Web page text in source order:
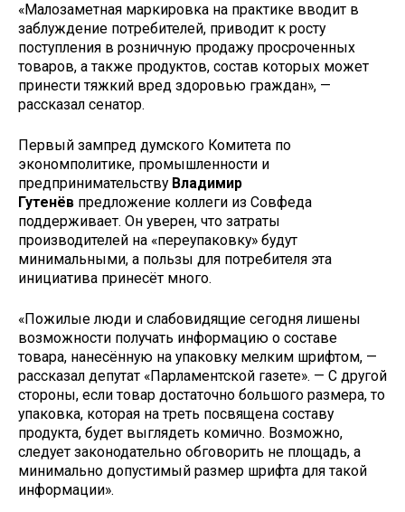
«Малозаметная маркировка на практике вводит в
заблуждение потребителей, приводит к росту
поступления в розничную продажу просроченных
товаров, а также продуктов, состав которых может
принести тяжкий вред здоровью граждан», —
рассказал сенатор.
Первый зампред думского Комитета по
экономполитике, промышленности и
предпринимательству Владимир
Гутенёв предложение коллеги из Совфеда
поддерживает. Он уверен, что затраты
производителей на «переупаковку» будут
минимальными, а пользы для потребителя эта
инициатива принесёт много.
«Пожилые люди и слабовидящие сегодня лишены
возможности получать информацию о составе
товара, нанесённую на упаковку мелким шрифтом, —
рассказал депутат «Парламентской газете». — С другой
стороны, если товар достаточно большого размера, то
упаковка, которая на треть посвящена составу
продукта, будет выглядеть комично. Возможно,
следует законодательно обговорить не площадь, а
минимально допустимый размер шрифта для такой
информации».